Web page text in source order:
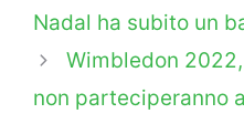
Nadal ha subito un
Wimbledon
non parteciperanno